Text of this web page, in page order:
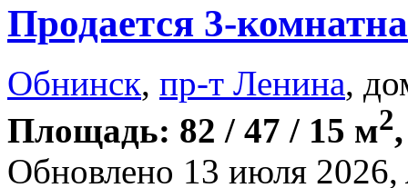
Продается 3-
Обнинск, пр-т Ленина,
Площадь: 82 / 47 / 15 м2
Обновлено 13 июля 2026,